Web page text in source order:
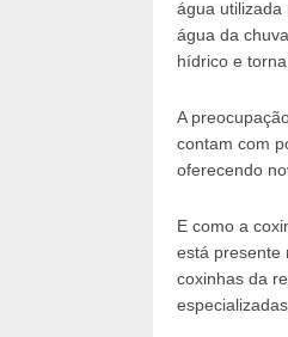
água utilizada
água da
hídrico e
A
contam com
oferecendo
E como a
está presente
coxinhas da
especializadas.